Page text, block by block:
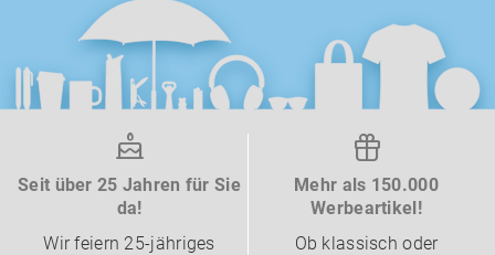
Seit über 25 Jahren für Sie
da!
Wir feiern 25-jähriges
Mehr als 150.000
Werbeartikel!
Ob klassisch oder